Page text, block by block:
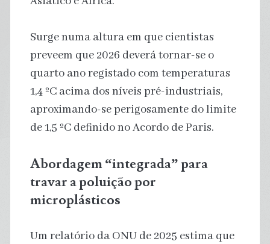
Surge numa altura em que cientistas
preveem que 2026 deverá tornar-se o
quarto ano registado com temperaturas
1,4 ºC acima dos níveis pré-industriais,
aproximando-se perigosamente do limite
de 1,5 ºC definido no Acordo de Paris.
Abordagem “integrada” para
travar a poluição por
microplásticos
Um relatório da ONU de 2025 estima que